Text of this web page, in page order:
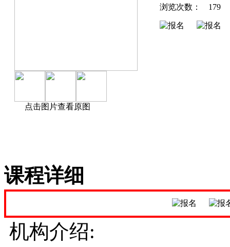
点击图片查看原图
浏览次数： 179
课程详细
机构介绍: